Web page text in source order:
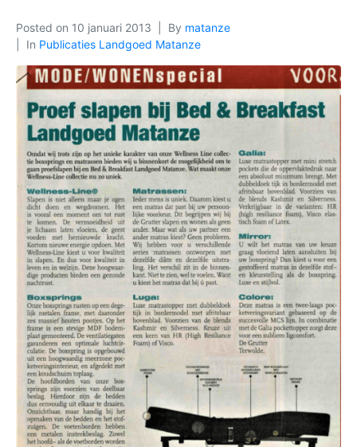
Posted on 10 januari 2013 By matanze
In Publicaties Landgoed Matanze